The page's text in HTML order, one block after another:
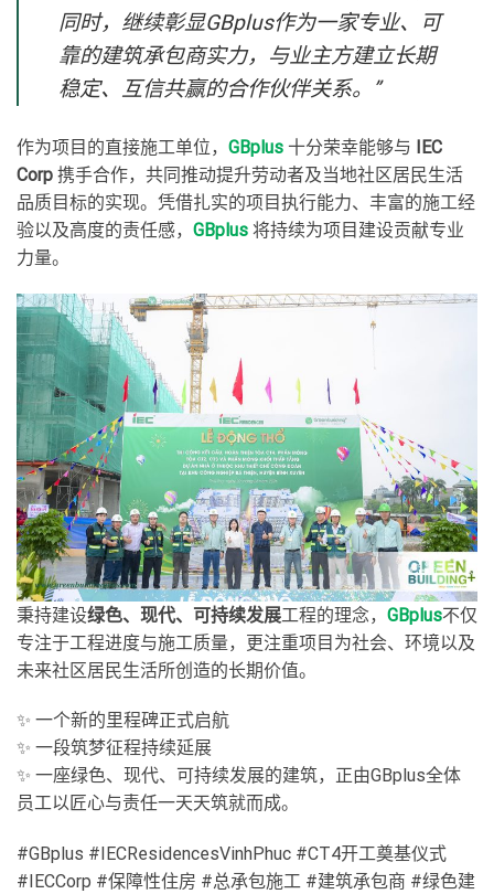
同时，继续彰显GBplus作为一家专业、可
靠的建筑承包商实力，与业主方建立长期
稳定、互信共赢的合作伙伴关系。”
作为项目的直接施工单位， GBplus 十分荣幸能够与 IEC
Corp 携手合作，共同推动提升劳动者及当地社区居民生活
品质目标的实现。凭借扎实的项目执行能力、丰富的施工经
验以及高度的责任感， GBplus 将持续为项目建设贡献专业
力量。
秉持建设绿色、现代、可持续发展工程的理念， GBplus不仅
专注于工程进度与施工质量，更注重项目为社会、环境以及
未来社区居民生活所创造的长期价值。
✨ 一个新的里程碑正式启航
✨ 一段筑梦征程持续延展
✨ 一座绿色、现代、可持续发展的建筑，正由GBplus全体
员工以匠心与责任一天天筑就而成。
#GBplus #IECResidencesVinhPhuc #CT4开工奠基仪式
#IECCorp #保障性住房 #总承包施工 #建筑承包商 #绿色建